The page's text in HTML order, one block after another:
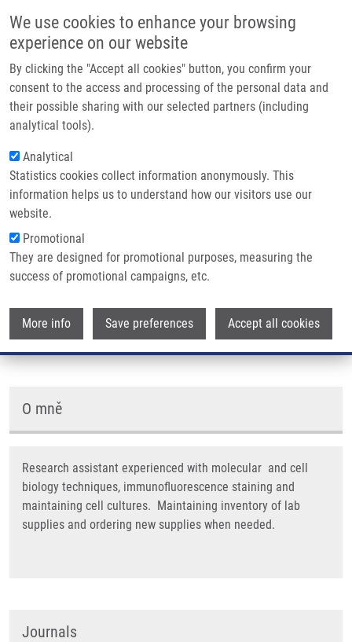
We use cookies to enhance your browsing
experience on our website
By clicking the "Accept all cookies" button, you confirm your
consent to the access and processing of the personal data and
their possible sharing with our selected partners (including
analytical tools).
Analytical
Statistics cookies collect information anonymously. This
information helps us to understand how our visitors use our
website.
Promotional
They are designed for promotional purposes, measuring the
success of promotional campaigns, etc.
More info Save preferences Accept all cookies
Main
Domů
Partner institutions
Technologie a služby
Kontakt
Drobečková navigace
Domů Šenkyříková Markéta M.Sc.
Šenkyříková Markéta M.Sc.
Telefon: +420 585632172
Skupiny: ÚMTM, LIG, PERSONÁL
O mně
Research assistant experienced with molecular and cell
biology techniques, immunofluorescence staining and
maintaining cell cultures. Maintaining inventory of lab
supplies and ordering new supplies when needed.
Journals